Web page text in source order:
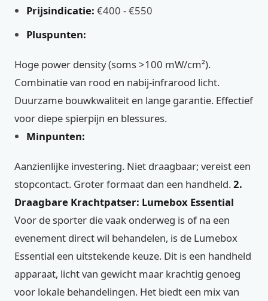
Prijsindicatie: €400 - €550
Pluspunten:
Hoge power density (soms >100 mW/cm²).
Combinatie van rood en nabij-infrarood licht.
Duurzame bouwkwaliteit en lange garantie. Effectief
voor diepe spierpijn en blessures.
Minpunten:
Aanzienlijke investering. Niet draagbaar; vereist een
stopcontact. Groter formaat dan een handheld.2.
Draagbare Krachtpatser: Lumebox Essential
Voor de sporter die vaak onderweg is of na een
evenement direct wil behandelen, is de Lumebox
Essential een uitstekende keuze. Dit is een handheld
apparaat, licht van gewicht maar krachtig genoeg
voor lokale behandelingen. Het biedt een mix van